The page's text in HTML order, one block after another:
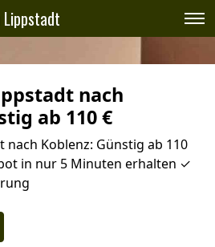
nach
ab 110 €
nach Koblenz: Günstig ab 110
in nur 5 Minuten erhalten ✓